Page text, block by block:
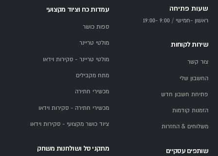
שעות פתיחה
ראשון -חמישי / 9:00 -19:00
שירות לקוחות
צור קשר
החשבון שלי
פתיחת חשבון חדש
הזמנות קודמות
משלוחים & החזרות
שותפים עסקיים
עמדות כח וציוד מקצועי
ספות כושר
מולטי טריינר
מולטי טריינר - סקירות וידאו
מתח מקבילים
מכשירי חתירה
מכשירי חתירה - סקירות וידאו
ציוד כושר מקצועי - סקירות וידאו
מתקני סל ושולחנות משחק